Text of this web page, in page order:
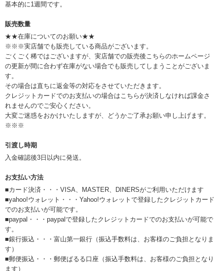
基本的に1週間です。
販売数量
★★在庫についてのお願い★★
※※※実店舗でも販売している商品がございます。
ごくごく稀ではございますが、実店舗での販売後こちらのホームページ
の更新が間に合わず在庫がない場合でも販売してしまうことがございま
す。
その場合は直ちに返金等の対応をさせていただきます。
クレジットカードでのお支払いの場合はこちらが決済しなければ課金さ
れませんのでご安心ください。
大変ご迷惑をおかけいたしますが、どうかご了承お願い申し上げます。
※※※
引渡し時期
入金確認後3日以内に発送。
お支払い方法
■カード決済・・・VISA、MASTER、DINERSがご利用いただけます
■yahoo!ウォレット・・・Yahoo!ウォレットで登録したクレジットカード
でのお支払いが可能です。
■paypal・・・paypalで登録したクレジットカードでのお支払いが可能で
す。
■銀行振込・・・富山第一銀行（振込手数料は、お客様のご負担となりま
す）
■郵便振込・・・郵便ぱるる口座（振込手数料は、お客様のご負担となり
ます）